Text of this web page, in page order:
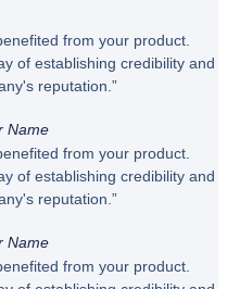
from your product.
of establishing credibility and
reputation.”
Name
from your product.
of establishing credibility and
reputation.”
Name
from your product.